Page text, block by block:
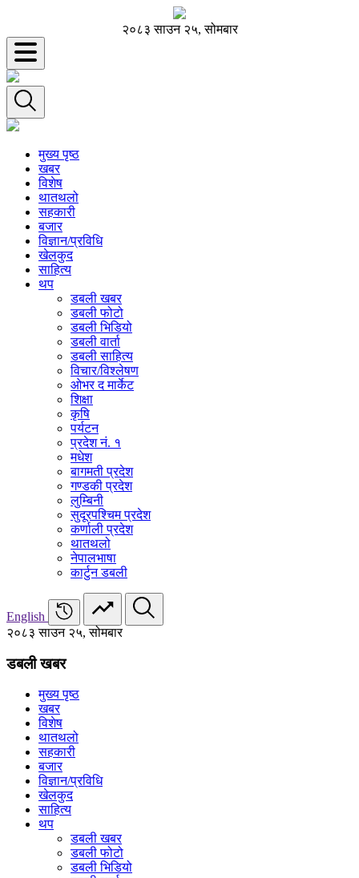
२०८३ साउन २५, सोमबार
मुख्य पृष्ठ
खबर
विशेष
थातथलो
सहकारी
बजार
विज्ञान/प्रविधि
खेलकुद
साहित्य
थप
डबली खबर
डबली फोटो
डबली भिडियो
डबली वार्ता
डबली साहित्य
विचार/विश्‍लेषण
ओभर द मार्केट
शिक्षा
कृषि
पर्यटन
प्रदेश नं. १
मधेश
बागमती प्रदेश
गण्डकी प्रदेश
लुम्बिनी
सुदूरपश्चिम प्रदेश
कर्णाली प्रदेश
थातथलो
नेपालभाषा
कार्टुन डबली
English
२०८३ साउन २५, सोमबार
डबली खबर
मुख्य पृष्ठ
खबर
विशेष
थातथलो
सहकारी
बजार
विज्ञान/प्रविधि
खेलकुद
साहित्य
थप
डबली खबर
डबली फोटो
डबली भिडियो